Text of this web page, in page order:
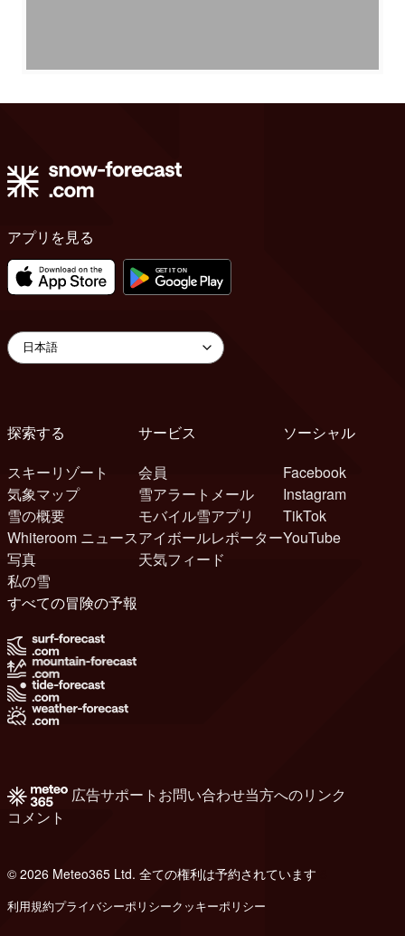
アプリを見る
探索する
スキーリゾート
気象マップ
雪の概要
Whiteroom ニュース
写真
私の雪
サービス
会員
雪アラートメール
モバイル雪アプリ
アイボールレポーター
天気フィード
ソーシャル
Facebook
Instagram
TikTok
YouTube
すべての冒険の予報
広告サポート お問い合わせ当方へのリンク
コメント
© 2026 Meteo365 Ltd. 全ての権利は予約されています
利用規約プライバシーポリシークッキーポリシー